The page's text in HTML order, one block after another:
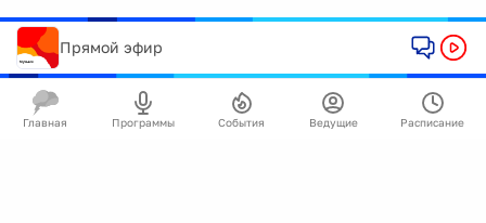
Прямой эфир
Главная Программы События Ведущие Расписание